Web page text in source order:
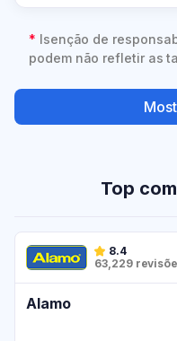
* Isenção de
podem não refletir as
Top
8.4
63,229
Alamo